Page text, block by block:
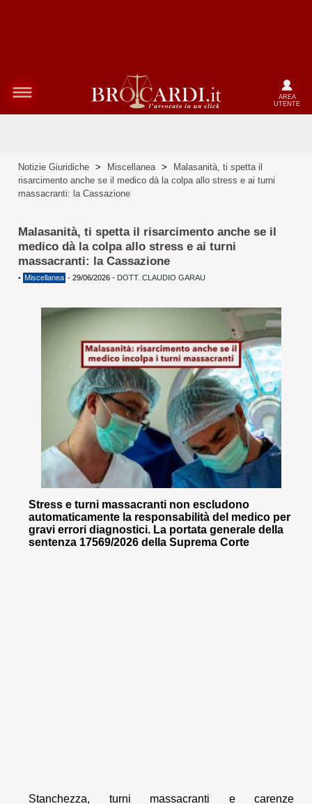
AREA
UTENTE
Notizie Giuridiche > Miscellanea >
Malasanità, ti spetta il
risarcimento anche se il medico dà la colpa allo stress e ai turni
massacranti: la Cassazione
Malasanità, ti spetta il risarcimento anche se il
medico dà la colpa allo stress e ai turni
massacranti: la Cassazione
• Miscellanea - 29/06/2026 - DOTT. CLAUDIO GARAU
Stress e turni massacranti non escludono
automaticamente la responsabilità del medico per
gravi errori diagnostici. La portata generale della
sentenza 17569/2026 della Suprema Corte
Stanchezza, turni massacranti e carenze